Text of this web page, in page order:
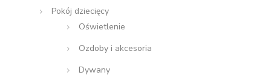
Pokój dziecięcy
Oświetlenie
Ozdoby i akcesoria
Dywany